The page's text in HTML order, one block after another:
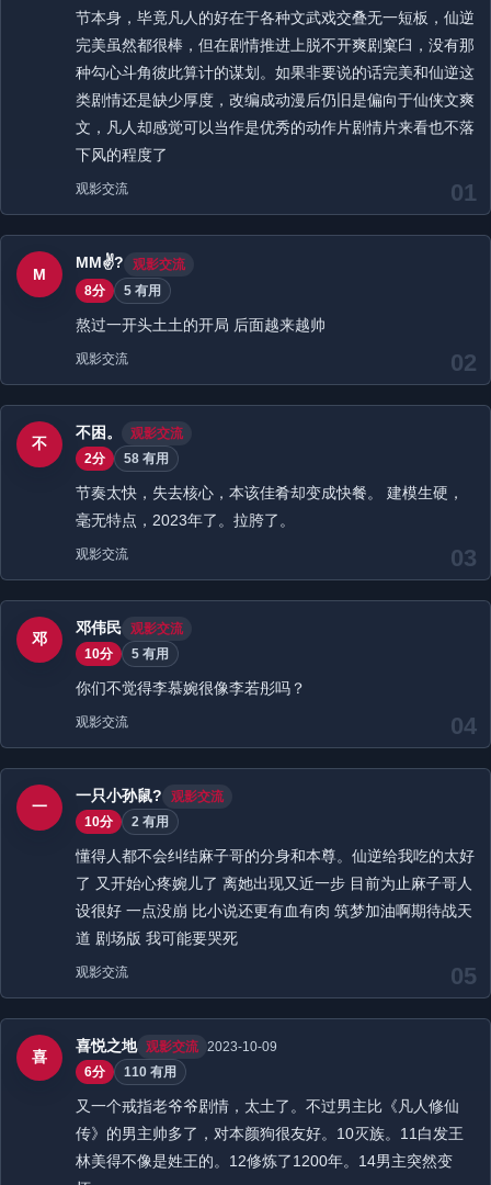
01
节本身，毕竟凡人的好在于各种文武戏交叠无一短板，仙逆
完美虽然都很棒，但在剧情推进上脱不开爽剧窠臼，没有那
种勾心斗角彼此算计的谋划。如果非要说的话完美和仙逆这
类剧情还是缺少厚度，改编成动漫后仍旧是偏向于仙侠文爽
文，凡人却感觉可以当作是优秀的动作片剧情片来看也不落
下风的程度了
观影交流
02
M
MM✌?
观影交流
8分
5 有用
熬过一开头土土的开局 后面越来越帅
观影交流
03
不
不困。
观影交流
2分
58 有用
节奏太快，失去核心，本该佳肴却变成快餐。 建模生硬，
毫无特点，2023年了。拉胯了。
观影交流
04
邓
邓伟民 观影交流
10分
5 有用
你们不觉得李慕婉很像李若彤吗？
观影交流
05
一
一只小孙鼠?️
观影交流
10分
2 有用
懂得人都不会纠结麻子哥的分身和本尊。仙逆给我吃的太好
了 又开始心疼婉儿了 离她出现又近一步 目前为止麻子哥人
设很好 一点没崩 比小说还更有血有肉 筑梦加油啊期待战天
道 剧场版 我可能要哭死
观影交流
喜
喜悦之地 观影交流 2023-10-09
6分
110 有用
又一个戒指老爷爷剧情，太土了。不过男主比《凡人修仙
传》的男主帅多了，对本颜狗很友好。10灭族。11白发王
林美得不像是姓王的。12修炼了1200年。14男主突然变